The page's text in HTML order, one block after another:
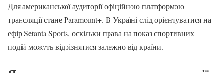
Для американської аудиторії офіційною платформою
трансляції стане Paramount+. В Україні слід орієнтуватися на
ефір Setanta Sports, оскільки права на показ спортивних
подій можуть відрізнятися залежно від країни.